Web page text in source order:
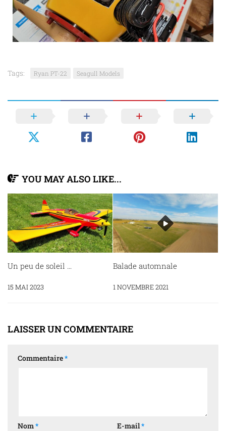
Tags: Ryan PT-22 Seagull Models
YOU MAY ALSO LIKE...
Un peu de soleil …
15 MAI 2023
Balade automnale
1 NOVEMBRE 2021
LAISSER UN COMMENTAIRE
Commentaire*
Nom* E-mail*